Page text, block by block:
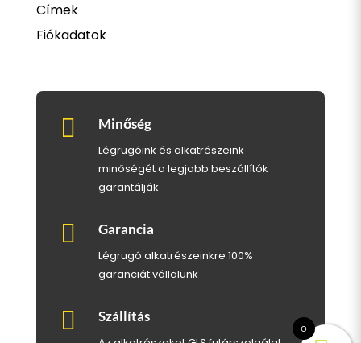
Címek
Fiókadatok
 Minőség
Légrugóink és alkatrészeink
minőségét a legjobb beszállítók
garantálják
 Garancia
Légrugó alkatrészeinkre 100%
garanciát vállalunk
 Szállítás
0